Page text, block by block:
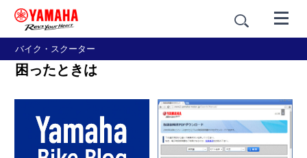
バイク・スクーター
困ったときは